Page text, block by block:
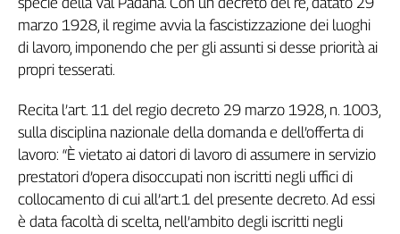
La
settimana
Collettiva
Girasoli
Sassolino
Linea
Economica
Tech
It
Easy
marzo 1928, il regime avvia la fascistizzazione dei luoghi
di lavoro, imponendo che per gli assunti si desse priorità ai
propri tesserati.
Recita l’art. 11 del regio decreto 29 marzo 1928, n. 1003,
sulla disciplina nazionale della domanda e dell’offerta di
lavoro: “È vietato ai datori di lavoro di assumere in servizio
prestatori d’opera disoccupati non iscritti negli uffici di
collocamento di cui all’art.1 del presente decreto. Ad essi
è data facoltà di scelta, nell’ambito degli iscritti negli